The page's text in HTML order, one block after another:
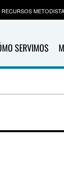
SERVIMOS
RECURSOS